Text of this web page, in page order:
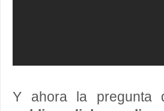
Y ahora la pregunta